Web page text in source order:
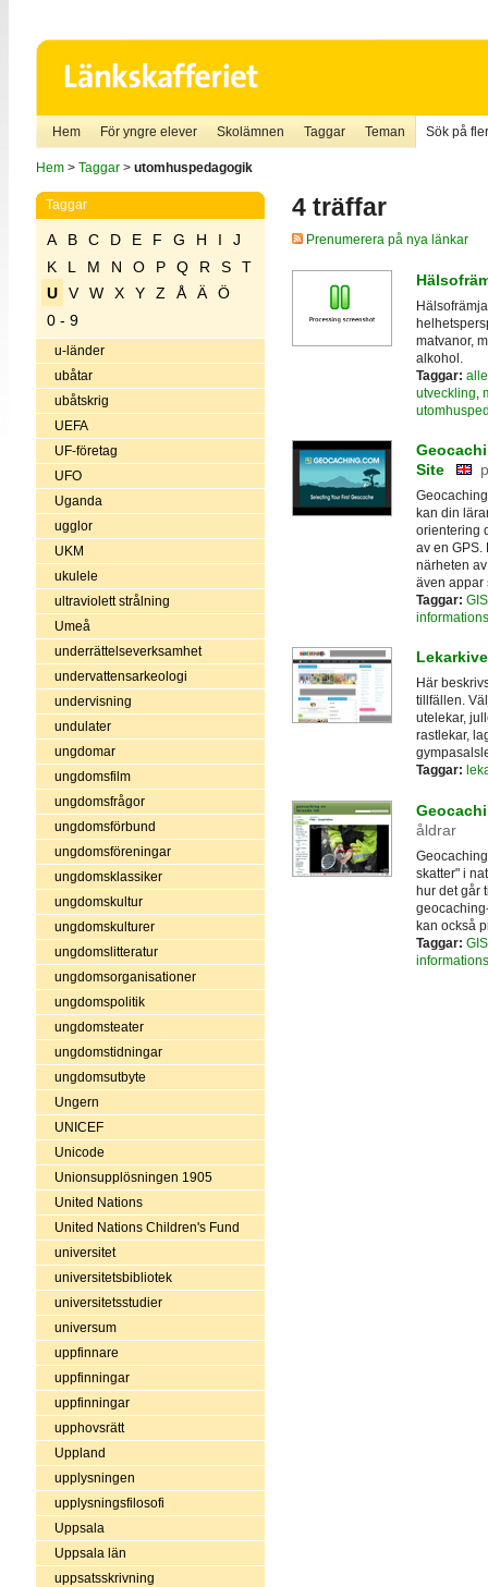
Hem För yngre elever Skolämnen Taggar Teman Sök på
Hem> Taggar> utomhuspedagogik
Taggar
A B C D E F G H I
J
K
L M N O P Q R S
T
U
V W X Y Z Å Ä
Ö
0 - 9
u-länder
ubåtar
ubåtskrig
UEFA
UF-företag
UFO
Uganda
ugglor
UKM
ukulele
ultraviolett strålning
Umeå
underrättelseverksamhet
undervattensarkeologi
undervisning
undulater
ungdomar
ungdomsfilm
ungdomsfrågor
ungdomsförbund
ungdomsföreningar
ungdomsklassiker
ungdomskultur
ungdomskulturer
ungdomslitteratur
ungdomsorganisationer
ungdomspolitik
ungdomsteater
ungdomstidningar
ungdomsutbyte
Ungern
UNICEF
Unicode
Unionsupplösningen 1905
United Nations
United Nations Children's Fund
universitet
universitetsbibliotek
universitetsstudier
universum
uppfinnare
uppfinningar
uppfinningar
upphovsrätt
Uppland
upplysningen
upplysningsfilosofi
Uppsala
Uppsala län
uppsatsskrivning
4 träffar
Prenumerera på nya länkar
matvanor,
alkohol.
Taggar:
utveckling
Site
kan din
orientering
av en GPS.
närheten
även appar
Taggar: GIS
Här
tillfällen.
utelekar,
rastlekar,
Taggar:
åldrar
skatter" i
hur det går
kan också
Taggar: GIS